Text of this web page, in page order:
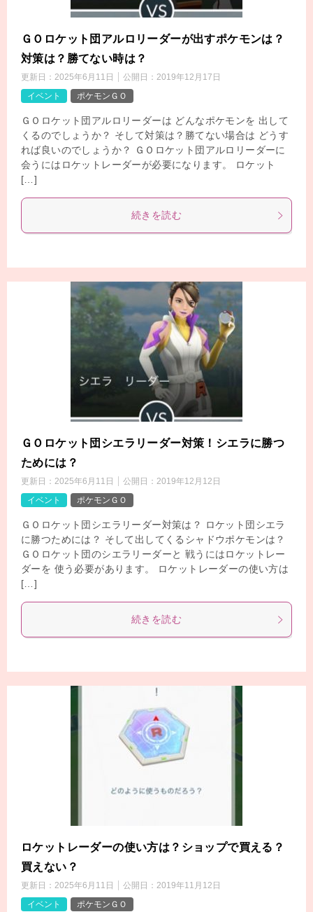
ＧＯロケット団アルロリーダーが出すポケモンは？
対策は？勝てない時は？
更新日： 2025年6月11日 公開日： 2019年12月17日
イベント
ポケモンＧＯ
ＧＯロケット団アルロリーダーは どんなポケモンを 出して
くるのでしょうか？ そして対策は？勝てない場合は どうす
れば良いのでしょうか？ ＧＯロケット団アルロリーダーに
会うにはロケットレーダーが必要になります。 ロケット
[…]
続きを読む
ＧＯロケット団シエラリーダー対策！シエラに勝つ
ためには？
更新日： 2025年6月11日 公開日： 2019年12月12日
イベント
ポケモンＧＯ
ＧＯロケット団シエラリーダー対策は？ ロケット団シエラ
に勝つためには？ そして出してくるシャドウポケモンは？
ＧＯロケット団のシエラリーダーと 戦うにはロケットレー
ダーを 使う必要があります。 ロケットレーダーの使い方は
[…]
続きを読む
ロケットレーダーの使い方は？ショップで買える？
買えない？
更新日： 2025年6月11日 公開日： 2019年11月12日
イベント
ポケモンＧＯ